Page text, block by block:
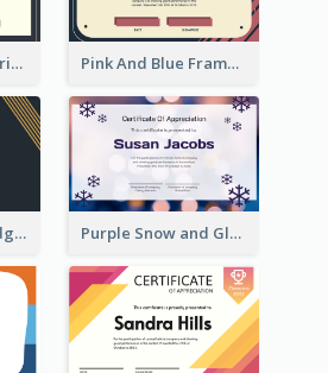
Green And Grey Triangles With Badge Certificate Pink And Blue Frame Company Certificate
Blue And Gold Badge Appreciation Certificate Purple Snow and Glow Winter Certificate